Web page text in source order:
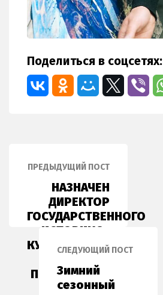
Поделиться в соцсетях:
ПРЕДЫДУЩИЙ ПОСТ
НАЗНАЧЕН
ДИРЕКТОР
ГОСУДАРСТВЕННОГО
ИСТОРИКО-
КУЛЬТУРНОГО
ПРИРОДНОГО
МУЗЕЯ-
СЛЕДУЮЩИЙ ПОСТ
Зимний
сезонный